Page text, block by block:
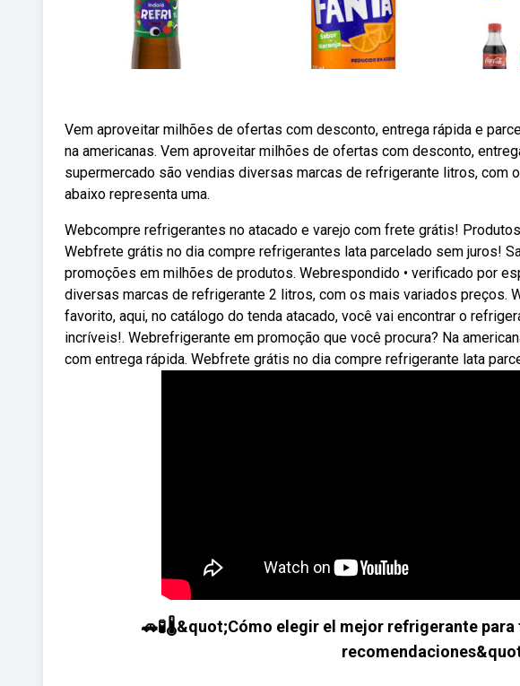
Vem aproveitar milhões de ofertas com desconto, entrega rápida e
na americanas. Vem aproveitar milhões de ofertas com desconto,
supermercado são vendias diversas marcas de refrigerante litros, com
abaixo representa uma.
Webcompre refrigerantes no atacado e varejo com frete grátis!
Webfrete grátis no dia compre refrigerantes lata parcelado sem juros!
promoções em milhões de produtos. Webrespondido • verificado por
diversas marcas de refrigerante 2 litros, com os mais variados preços.
favorito, aqui, no catálogo do tenda atacado, você vai encontrar o
incríveis!. Webrefrigerante em promoção que você procura? Na
com entrega rápida. Webfrete grátis no dia compre refrigerante lata
🚗🧪🌡️&quot;Cómo elegir el mejor refrigerante